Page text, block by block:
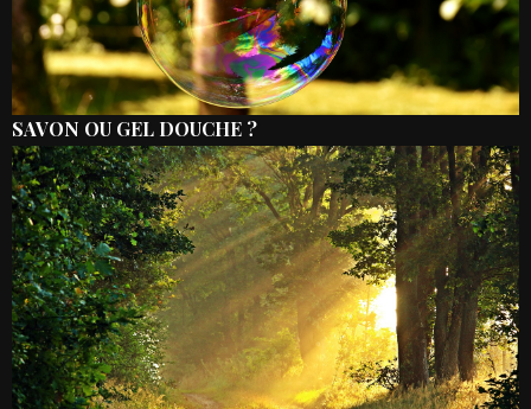
SAVON OU GEL DOUCHE ?